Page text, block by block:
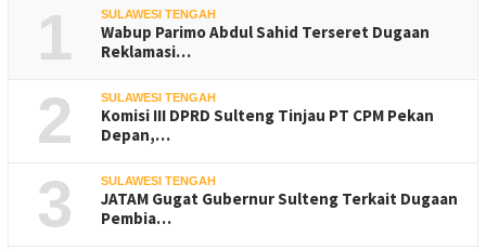
1 SULAWESI TENGAH
Wabup Parimo Abdul Sahid Terseret Dugaan
Reklamasi…
2 SULAWESI TENGAH
Komisi III DPRD Sulteng Tinjau PT CPM Pekan
Depan,…
3 SULAWESI TENGAH
JATAM Gugat Gubernur Sulteng Terkait Dugaan
Pembia…